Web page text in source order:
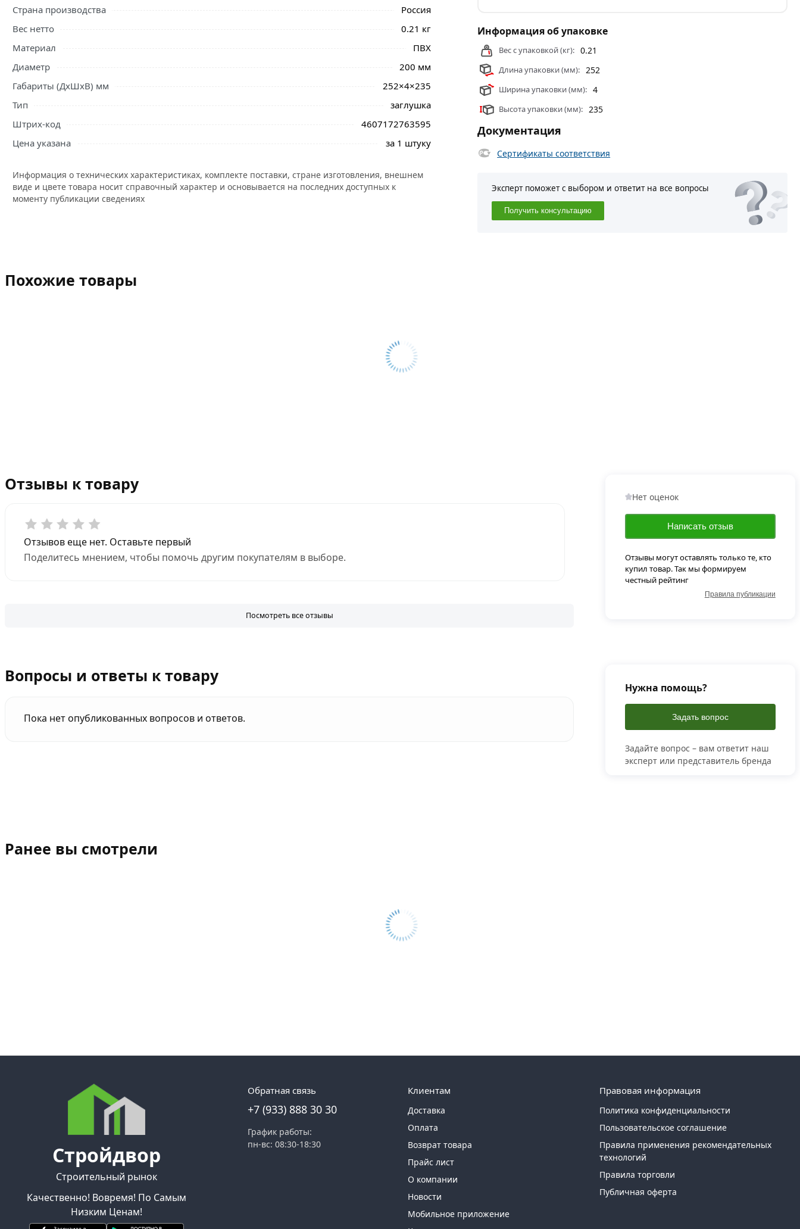
Страна производства
Россия
Вес нетто
0.21 кг
Материал
ПВХ
Диаметр
200 мм
Габариты (ДхШхВ) мм
252×4×235
Тип
заглушка
Штрих-код
4607172763595
Цена указана
за 1 штуку
Информация о технических характеристиках, комплекте поставки, стране изготовления, внешнем
виде и цвете товара носит справочный характер и основывается на последних доступных к
моменту публикации сведениях
Информация об упаковке
Вес с упаковкой (кг): 0.21
Длина упаковки (мм): 252
Ширина упаковки (мм): 4
Высота упаковки (мм): 235
Документация
Сертификаты соответствия
Эксперт поможет с выбором и ответит на все вопросы
Получить консультацию
Похожие товары
Отзывы к товару
Отзывов еще нет. Оставьте первый
Поделитесь мнением, чтобы помочь другим покупателям в выборе.
Посмотреть все отзывы
Нет оценок
Написать отзыв
Отзывы могут оставлять только те, кто
купил товар. Так мы формируем
честный рейтинг
Правила публикации
Вопросы и ответы к товару
Пока нет опубликованных вопросов и ответов.
Нужна помощь?
Задать вопрос
Задайте вопрос – вам ответит наш
эксперт или представитель бренда
Ранее вы смотрели
Стройдвор
Строительный рынок
Качественно! Вовремя! По Самым
Низким Ценам!
Обратная связь
+7 (933) 888 30 30
График работы:
пн-вс: 08:30-18:30
Клиентам
Доставка
Оплата
Возврат товара
Прайс лист
О компании
Новости
Мобильное приложение
Правовая информация
Политика конфиденциальности
Пользовательское соглашение
Правила применения рекомендательных
технологий
Правила торговли
Публичная оферта